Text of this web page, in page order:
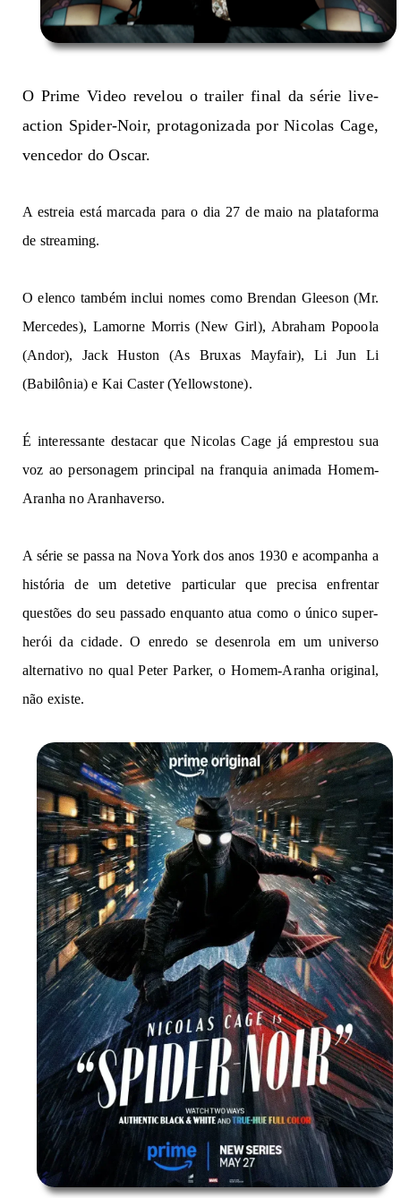
O Prime Video revelou o trailer final da série live-
action Spider-Noir, protagonizada por
vencedor do Oscar.
A estreia está marcada para o dia 27 de maio na plataforma
de streaming.
O elenco também inclui nomes como Brendan Gleeson (Mr.
Mercedes), Lamorne Morris (New Girl), Abraham Popoola
(Andor), Jack Huston (As Bruxas Mayfair), Li Jun Li
(Babilônia) e Kai Caster (Yellowstone).
É interessante destacar queNicolasCage já emprestou sua
voz aopersonagem principal na franquia animada Homem-
Aranha no Aranhaverso.
A série se passanaNova York dos anos 1930 e acompanha a
história de umdetetive particular que precisaenfrentar
questões do seu passadoenquanto atua como o único super-
herói da cidade.O enredo sedesenrola em um universo
alternativo no qual Peter Parker, o Homem-Aranha original,
não existe.